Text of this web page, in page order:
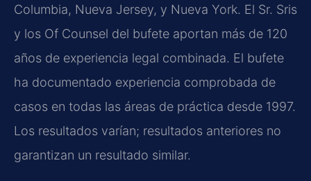
Columbia, Nueva Jersey, y Nueva York. El Sr. Sris
y los Of Counsel del bufete aportan más de 120
años de experiencia legal combinada. El bufete
ha documentado experiencia comprobada de
casos en todas las áreas de práctica desde 1997.
Los resultados varían; resultados anteriores no
garantizan un resultado similar.